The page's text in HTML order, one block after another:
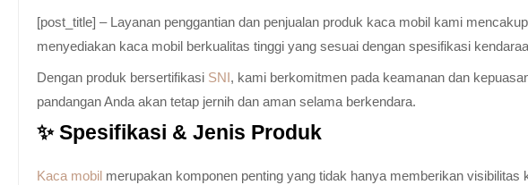
[post_title] – Layanan penggantian dan penjualan produk kaca mobil kami mencakup
menyediakan kaca mobil berkualitas tinggi yang sesuai dengan spesifikasi
Dengan produk bersertifikasi SNI, kami berkomitmen pada keamanan dan
pandangan Anda akan tetap jernih dan aman selama berkendara.
✨ Spesifikasi & Jenis Produk
Kaca mobilmerupakan komponen penting yang tidak hanya memberikan visibilitas